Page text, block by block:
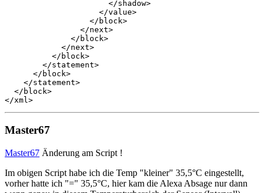
                      </shadow>
                    </value>
                  </block>
                </next>
              </block>
            </next>
          </block>
        </statement>
      </block>
    </statement>
  </block>
</xml>
Master67
Master67 Änderung am Script !
Im obigen Script habe ich die Temp "kleiner" 35,5°C eingestellt,
vorher hatte ich "=" 35,5°C, hier kam die Alexa Absage nur dann